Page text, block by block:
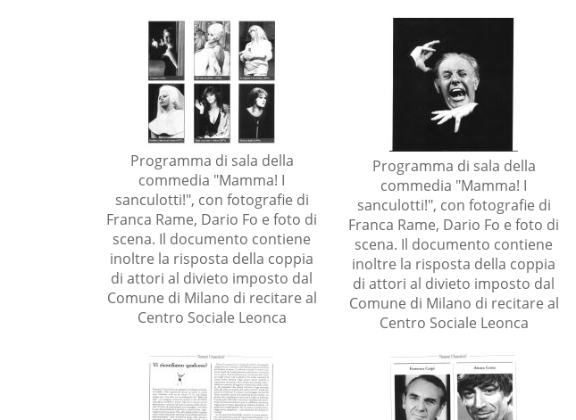
Programma di sala della
commedia "Mamma! I
sanculotti!", con fotografie di
Franca Rame, Dario Fo e foto di
scena. Il documento contiene
inoltre la risposta della coppia
di attori al divieto imposto dal
Comune di Milano di recitare al
Centro Sociale Leonca
Programma di sala della
commedia "Mamma! I
sanculotti!", con fotografie di
Franca Rame, Dario Fo e foto di
scena. Il documento contiene
inoltre la risposta della coppia
di attori al divieto imposto dal
Comune di Milano di recitare al
Centro Sociale Leonca